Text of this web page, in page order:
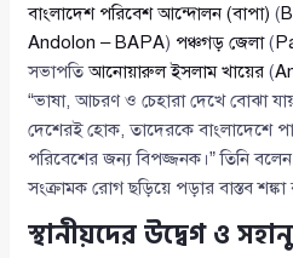
বাংলাদেশ পরিবেশ আন্দোলন (বাপা) (
Andolon – BAPA) পঞ্চগড় জেলা(
সভাপতিআনোয়ারুল ইসলাম খায়ের (
“ভাষা, আচরণ ও চেহারা দেখে বোঝা
দেশেরই হোক, তাদেরকে বাংলাদেশে
পরিবেশের জন্য বিপজ্জনক।” তিনি
সংক্রামক রোগ ছড়িয়ে পড়ার বাস্তব শঙ্কা
স্থানীয়দের উদ্বেগ ও